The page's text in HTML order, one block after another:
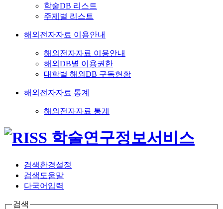
학술DB 리스트
주제별 리스트
해외전자자료 이용안내
해외전자자료 이용안내
해외DB별 이용권한
대학별 해외DB 구독현황
해외전자자료 통계
해외전자자료 통계
검색환경설정
검색도움말
다국어입력
검색